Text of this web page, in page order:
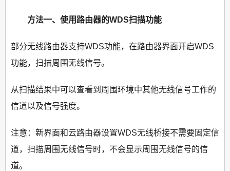
方法一、使用路由器的WDS扫描功能
部分无线路由器支持WDS功能，在路由器界面开启WDS
功能，扫描周围无线信号。
从扫描结果中可以查看到周围环境中其他无线信号工作的
信道以及信号强度。
注意：新界面和云路由器设置WDS无线桥接不需要固定信
道，扫描周围无线信号时，不会显示周围无线信号的信
道。